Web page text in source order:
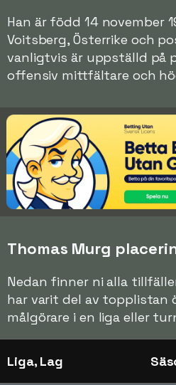
Han är född 14 november
Voitsberg, Österrike och
vanligtvis är uppställd på
offensiv mittfältare och
Thomas Murg
Nedan finner ni alla
har varit del av topplistan
målgörare i en liga eller
Liga, Lag